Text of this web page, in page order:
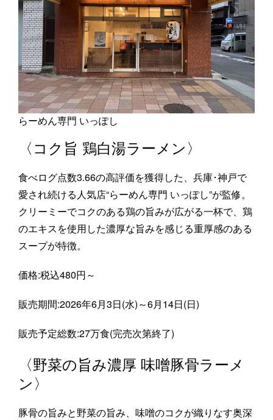
らーめん専門 いっぽし
〈コク旨 鶏白湯ラーメン〉
食べログ点数3.66の高評価を獲得した、兵庫･神戸で
愛され続ける人気店“らーめん専門 いっぽし”が監修。
クリーミーでコクのある鶏の旨みが広がる一杯で、鶏
のエキスを使用した濃厚な旨みを感じる重厚感のある
スープが特徴。
価格:税込480円～
販売期間:2026年6月3日(水)～6月14日(日)
販売予定総数:27万食(完売次第終了)
〈野菜の旨み濃厚 味噌豚骨ラーメ
ン〉
豚骨の旨みと野菜の旨み、味噌のコクが織りなす奥深